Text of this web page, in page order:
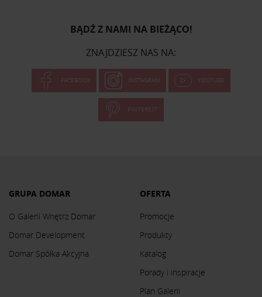
BĄDŹ Z NAMI NA BIEŻĄCO!
ZNAJDZIESZ NAS NA:
FACEBOOK INSTAGRAM YOUTUBE
PINTEREST
GRUPA DOMAR
O Galerii Wnętrz Domar
Domar Development
Domar Spółka Akcyjna
OFERTA
Promocje
Produkty
Katalog
Porady i inspiracje
Plan Galerii